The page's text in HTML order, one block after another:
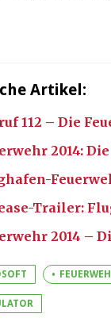
Artikel:
112 – Die
2014:
Trailer:
2014 –